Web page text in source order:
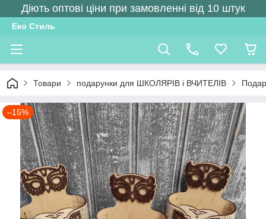
Діють оптові ціни при замовленні від 10 штук
Еко Стиль
Товари подарунки для ШКОЛЯРІВ і ВЧИТЕЛІВ
–15%